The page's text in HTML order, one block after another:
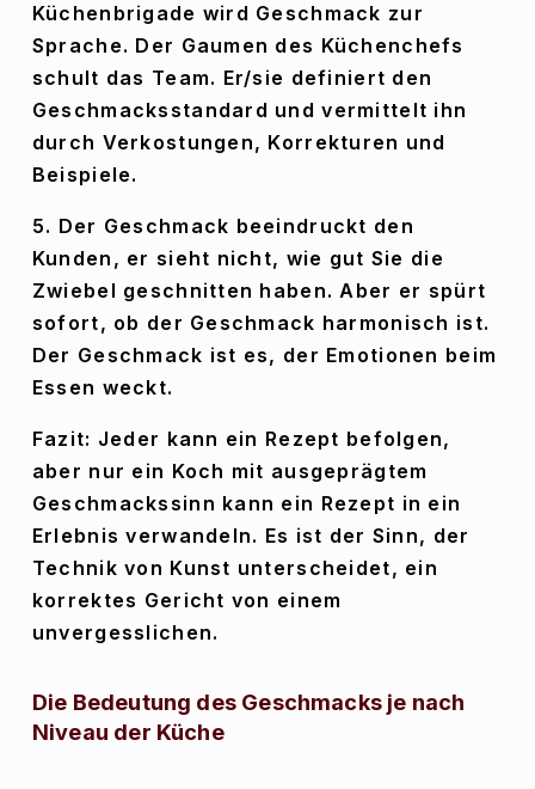
Küchenbrigade wird Geschmack zur
Sprache. Der Gaumen des Küchenchefs
schult das Team. Er/sie definiert den
Geschmacksstandard und vermittelt ihn
durch Verkostungen, Korrekturen und
Beispiele.
5. Der Geschmack beeindruckt den
Kunden, er sieht nicht, wie gut Sie die
Zwiebel geschnitten haben. Aber er spürt
sofort, ob der Geschmack harmonisch ist.
Der Geschmack ist es, der Emotionen beim
Essen weckt.
Fazit: Jeder kann ein Rezept befolgen,
aber nur ein Koch mit ausgeprägtem
Geschmackssinn kann ein Rezept in ein
Erlebnis verwandeln. Es ist der Sinn, der
Technik von Kunst unterscheidet, ein
korrektes Gericht von einem
unvergesslichen.
Die Bedeutung des Geschmacks je nach
Niveau der Küche